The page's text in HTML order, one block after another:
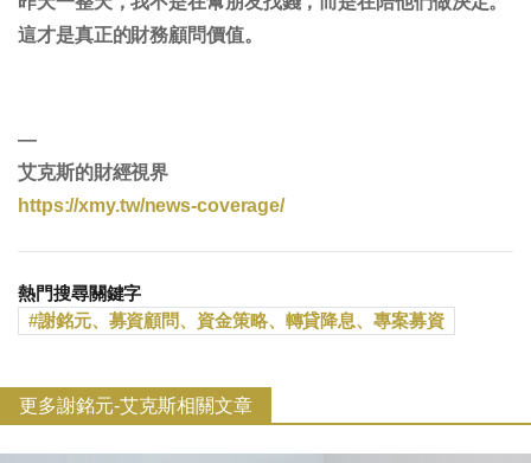
這才是真正的財務顧問價值。
—
艾克斯的財經視界
https://xmy.tw/news-coverage/
熱門搜尋關鍵字
謝銘元、募資顧問、資金策略、轉貸降息、專案募資
更多謝銘元-艾克斯相關文章